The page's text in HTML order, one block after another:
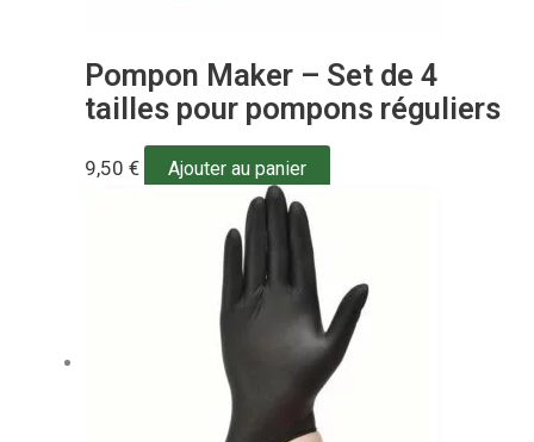
Pompon Maker – Set de 4
tailles pour pompons réguliers
9,50 € Ajouter au panier